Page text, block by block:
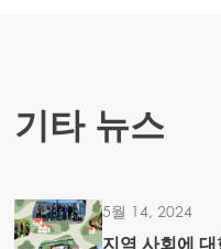
Mowi Chile
기타 뉴스
5월 14, 2024
지역 사회에 대